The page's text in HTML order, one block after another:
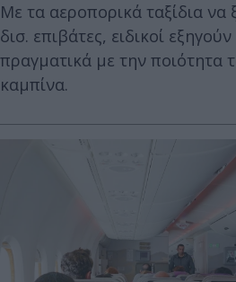
Με τα αεροπορικά ταξίδια να
δισ. επιβάτες, ειδικοί
πραγματικά με την ποιότητα
καμπίνα.